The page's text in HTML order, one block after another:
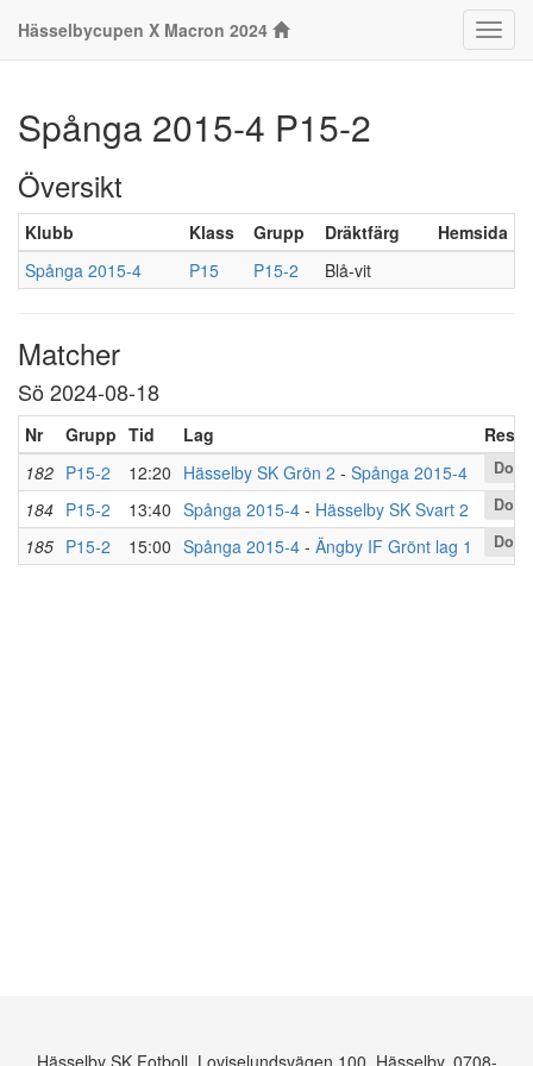
Hässelbycupen X Macron 2024
Spånga 2015-4 P15-2
Översikt
Klubb Klass Grupp Dräktfärg
Hemsida
Spånga 2015-4
P15 P15-2 Blå-vit
Matcher
Sö 2024-08-18
Nr Grupp Tid Lag
182 P15-2 12:20 Hässelby SK Grön 2 - Spånga 2015-4 Dolt
184 P15-2 13:40 Spånga 2015-4 - Hässelby SK Svart 2 Dolt
185 P15-2 15:00 Spånga 2015-4 - Ängby IF Grönt lag 1 Dolt
Hässelby SK Fotboll, Loviselundsvägen 100, Hässelby, 0708-